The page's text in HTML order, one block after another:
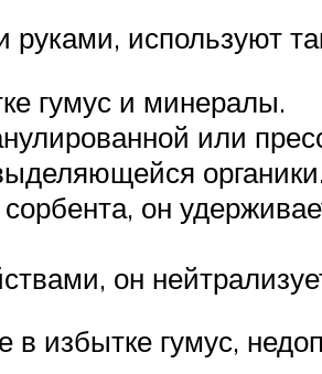
используют
гумус и минералы.
или
он
он
избытке гумус,